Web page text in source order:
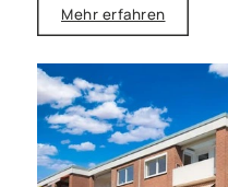
Mehr erfahren